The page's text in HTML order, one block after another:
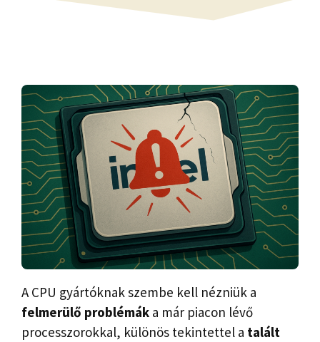
A CPU gyártóknak szembe kell nézniük a
felmerülő problémák a már piacon lévő
processzorokkal, különös tekintettel a talált